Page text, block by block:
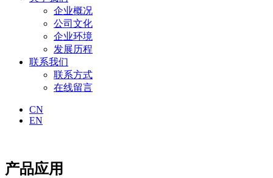
企业概况
公司文化
企业环境
发展历程
联系我们
联系方式
在线留言
CN
EN
产品应用